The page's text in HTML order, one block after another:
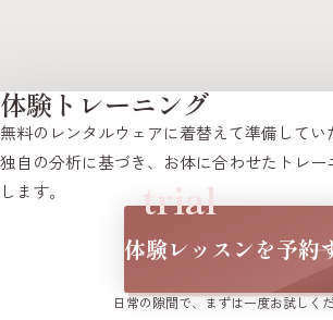
体験トレーニング
無料のレンタルウェアに着替えて準備してい
独自の分析に基づき、お体に合わせたトレ
します。
trial
体験レッスンを予約
日常の隙間で、まずは一度お試しくだ